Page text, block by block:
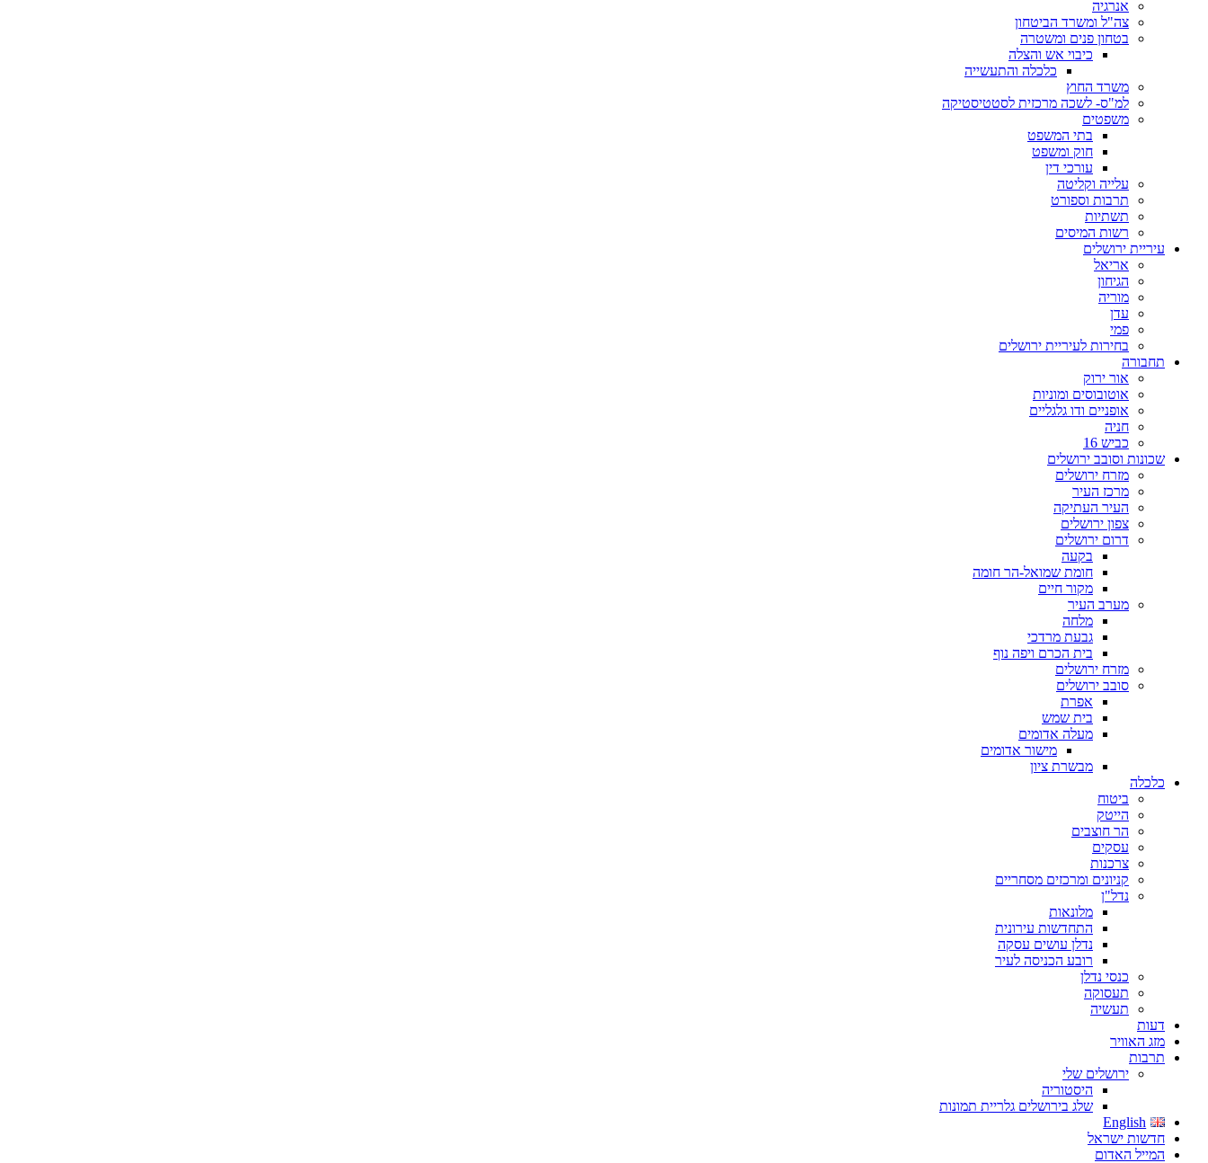
אנרגיה
צה"ל ומשרד הביטחון
בטחון פנים ומשטרה
כיבוי אש והצלה
כלכלה והתעשייה
משרד החוץ
למ"ס- לשכה מרכזית לסטטיסטיקה
משפטים
בתי המשפט
חוק ומשפט
עורכי דין
עלייה וקליטה
תרבות וספורט
תשתיות
רשות המיסים
עיריית ירושלים
אריאל
הגיחון
מוריה
עדן
פמי
בחירות לעיריית ירושלים
תחבורה
אור ירוק
אוטובוסים ומוניות
אופניים ודו גלגליים
חניה
כביש 16
שכונות וסובב ירושלים
מזרח ירושלים
מרכז העיר
העיר העתיקה
צפון ירושלים
דרום ירושלים
בקעה
חומת שמואל-הר חומה
מקור חיים
מערב העיר
מלחה
גבעת מרדכי
בית הכרם ויפה נוף
מזרח ירושלים
סובב ירושלים
אפרת
בית שמש
מעלה אדומים
מישור אדומים
מבשרת ציון
כלכלה
ביטוח
הייטק
הר חוצבים
עסקים
צרכנות
קניונים ומרכזים מסחריים
נדל"ן
מלונאות
התחדשות עירונית
נדלן עושים עסקה
רובע הכניסה לעיר
כנסי נדלן
תעסוקה
תעשיה
דעות
מזג האוויר
תרבות
ירושלים שלי
היסטוריה
שלג בירושלים גלריית תמונות
English
חדשות ישראל
המייל האדום